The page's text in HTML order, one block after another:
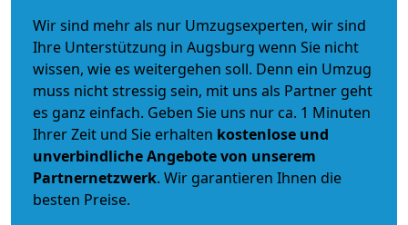
Wir sind mehr als nur Umzugsexperten, wir sind
Ihre Unterstützung in Augsburg wenn Sie nicht
wissen, wie es weitergehen soll. Denn ein Umzug
muss nicht stressig sein, mit uns als Partner geht
es ganz einfach. Geben Sie uns nur ca. 1 Minuten
Ihrer Zeit und Sie erhalten kostenlose und
unverbindlicheAngebote von unserem
Partnernetzwerk. Wir garantieren Ihnen die
besten Preise.